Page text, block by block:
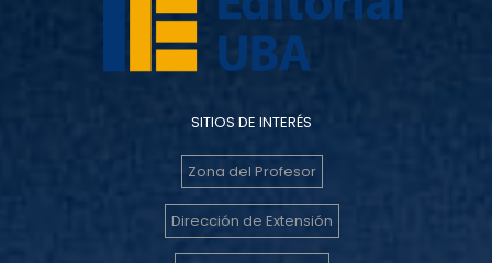
SITIOS DE INTERÉS
Zona del Profesor
Dirección de Extensión